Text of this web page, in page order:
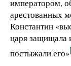
императором,
арестованных
Константин
царя защищала
постыжали его»